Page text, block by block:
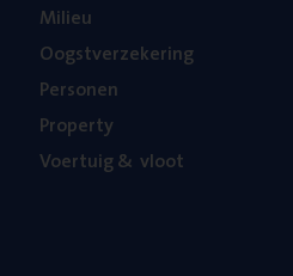
Mili­eu
Oogst­ver­ze­ke­ring
Per­so­nen
Pro­per­ty
Voer­tuig& vloot